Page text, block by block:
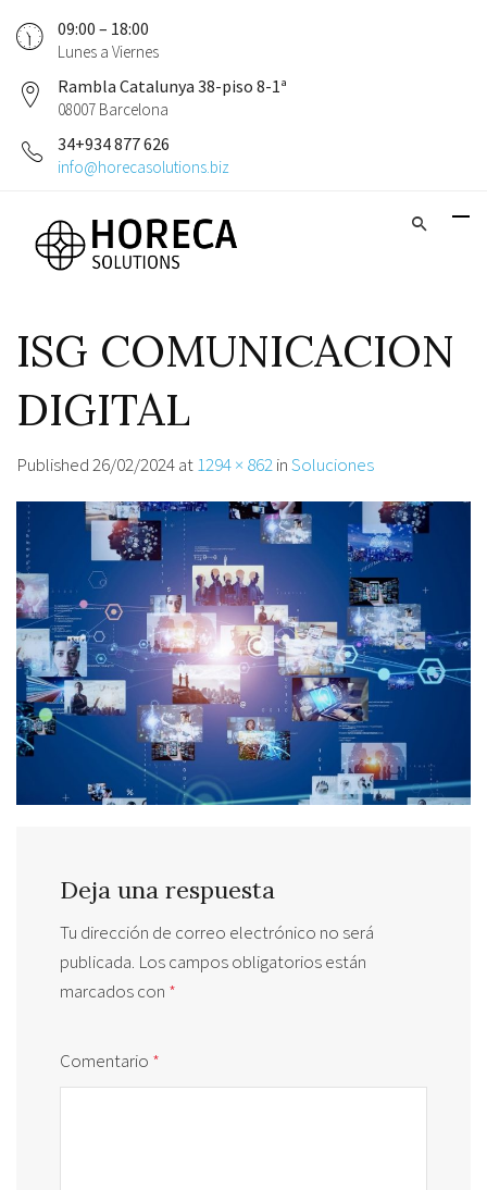
09:00 – 18:00
Lunes a Viernes
Rambla Catalunya 38-piso 8-1ª
08007 Barcelona
34+934 877 626
info@horecasolutions.biz
ISG COMUNICACION
DIGITAL
Published26/02/2024at1294 × 862inSoluciones
Deja una respuesta
Tu dirección de correo electrónico no será
publicada. Los campos obligatorios están
marcados con *
Comentario *